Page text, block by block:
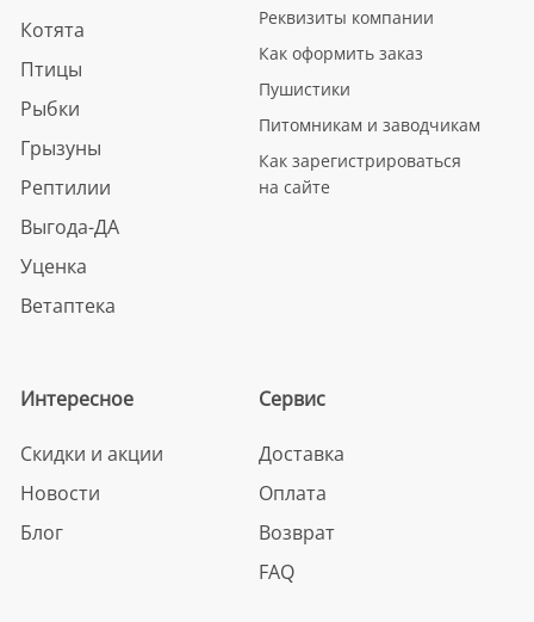
Котята
Птицы
Рыбки
Грызуны
Рептилии
Выгода-ДА
Уценка
Ветаптека
Реквизиты компании
Как оформить заказ
Пушистики
Питомникам и заводчикам
Как зарегистрироваться
на сайте
Интересное
Скидки и акции
Новости
Блог
Сервис
Доставка
Оплата
Возврат
FAQ